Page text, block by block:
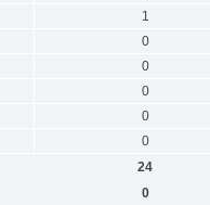
1
0
0
0
0
0
24
0